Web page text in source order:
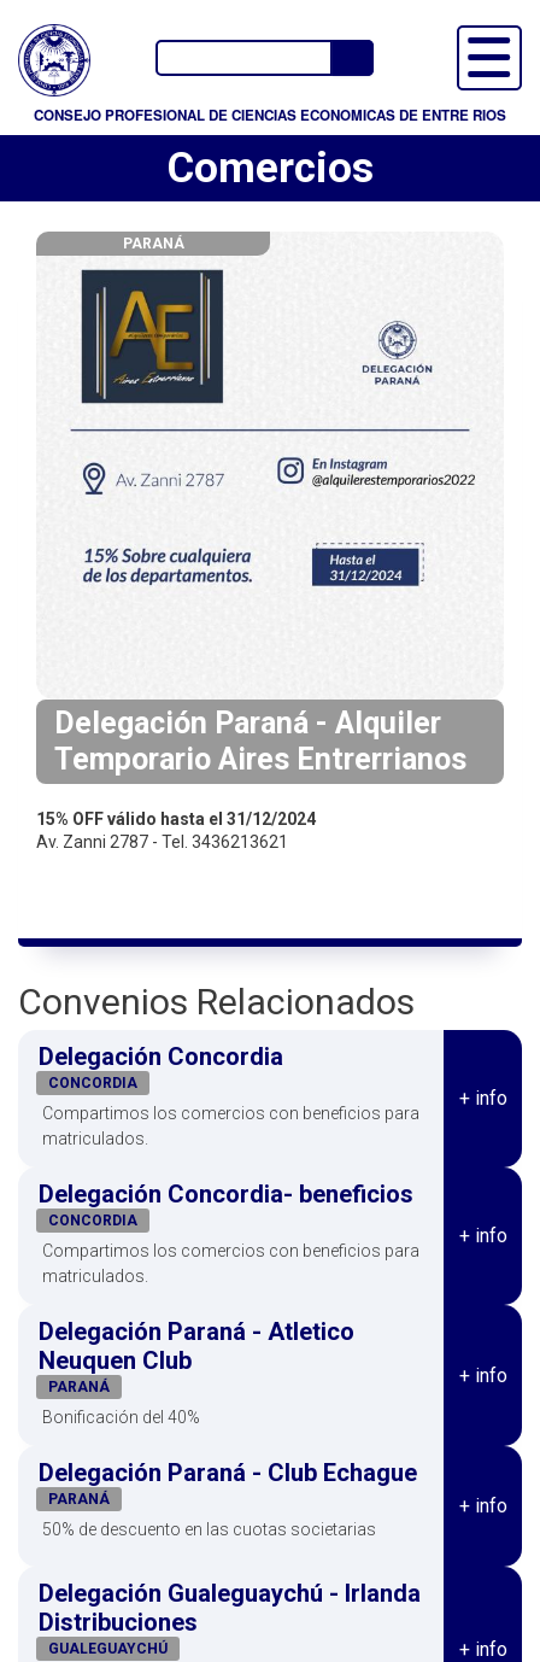
a
s
a
r
a
l
c
d
o
l
CONSEJO PROFESIONAL DE CIENCIAS ECONOMICAS DE ENTRE RIOS
Buscador
Comercios
PARANÁ
Delegación Paraná - Alquiler
Temporario Aires Entrerrianos
15% OFF válido hasta el 31/12/2024
Av. Zanni 2787 - Tel. 3436213621
Convenios Relacionados
Delegación Concordia
CONCORDIA
Compartimos los comercios con beneficios para
matriculados.
+ info
Delegación Concordia- beneficios
CONCORDIA
Compartimos los comercios con beneficios para
matriculados.
+ info
Delegación Paraná - Atletico
Neuquen Club
PARANÁ
Bonificación del 40%
+ info
Delegación Paraná - Club Echague
PARANÁ
50% de descuento en las cuotas societarias
+ info
Delegación Gualeguaychú - Irlanda
Distribuciones
GUALEGUAYCHÚ + info